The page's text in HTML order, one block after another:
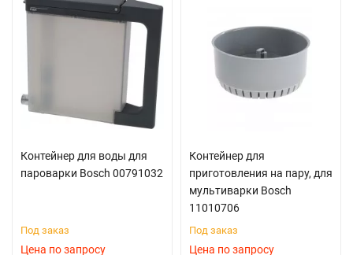
Контейнер для воды для
пароварки Bosch 00791032
Под заказ
Цена по запросу
Контейнер для
приготовления на пару, для
мультиварки Bosch
11010706
Под заказ
Цена по запросу